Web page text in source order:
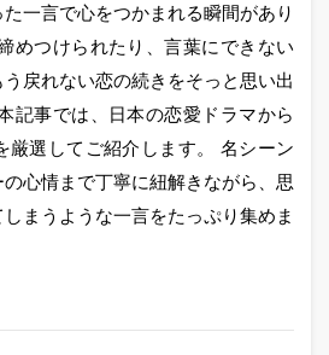
一言で心をつかまれる瞬間があり
めつけられたり、言葉にできない
戻れない恋の続きをそっと思い出
記事では、日本の恋愛ドラマから
厳選してご紹介します。 名シーン
心情まで丁寧に紐解きながら、思
まうような一言をたっぷり集めま